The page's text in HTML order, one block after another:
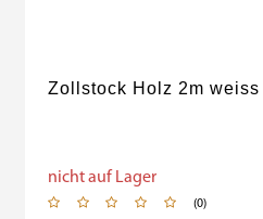
Zollstock Holz 2m weiss
nicht auf Lager
(0)